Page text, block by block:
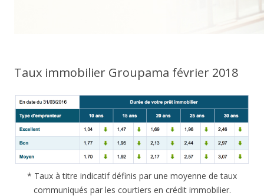
Taux immobilier Groupama février 2018
* Taux à titre indicatif définis par une moyenne de taux
communiqués par les courtiers en crédit immobilier.